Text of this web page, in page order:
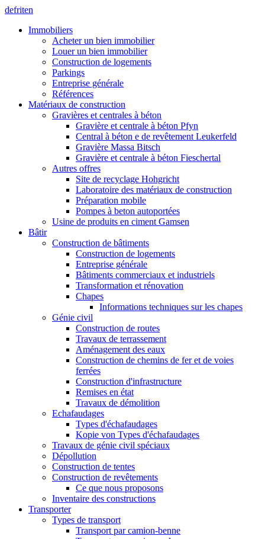
defriten
Immobiliers
Acheter un bien immobilier
Louer un bien immobilier
Construction de logements
Parkings
Entreprise générale
Références
Matériaux de construction
Gravières et centrales à béton
Gravière et centrale à béton Pfyn
Central à béton e de revêtement Leukerfeld
Gravière Massa Bitsch
Gravière et centrale à béton Fieschertal
Autres offres
Site de recyclage Hohgricht
Laboratoire des matériaux de construction
Préparation mobile
Pompes à beton autoportées
Usine de produits en ciment Gamsen
Bâtir
Construction de bâtiments
Construction de logements
Entreprise générale
Bâtiments commerciaux et industriels
Transformation et rénovation
Chapes
Informations techniques sur les chapes
Génie civil
Construction de routes
Travaux de terrassement
Aménagement des eaux
Construction de chemins de fer et de voies
ferrées
Construction d'infrastructure
Remises en état
Travaux de démolition
Echafaudages
Types d'échafaudages
Kopie von Types d'échafaudages
Travaux de génie civil spéciaux
Dépollution
Construction de tentes
Construction de revêtements
Ce que nous proposons
Inventaire des constructions
Transporter
Types de transport
Transport par camion-benne